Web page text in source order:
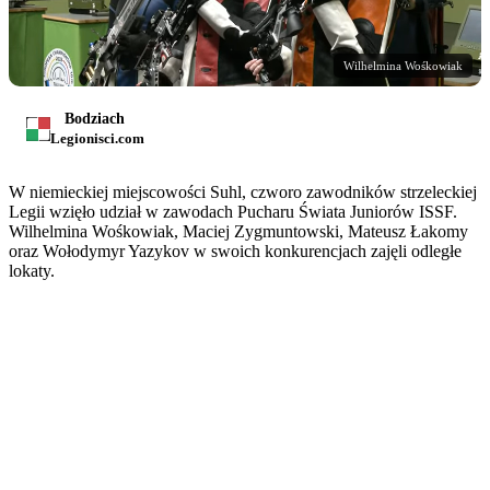
Wilhelmina Wośkowiak
Bodziach
Legionisci.com
W niemieckiej miejscowości Suhl, czworo zawodników strzeleckiej
Legii wzięło udział w zawodach Pucharu Świata Juniorów ISSF.
Wilhelmina Wośkowiak, Maciej Zygmuntowski, Mateusz Łakomy
oraz Wołodymyr Yazykov w swoich konkurencjach zajęli odległe
lokaty.